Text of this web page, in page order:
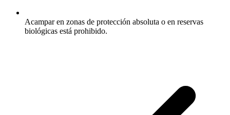
Acampar en zonas de protección absoluta o en reservas
biológicas está prohibido.